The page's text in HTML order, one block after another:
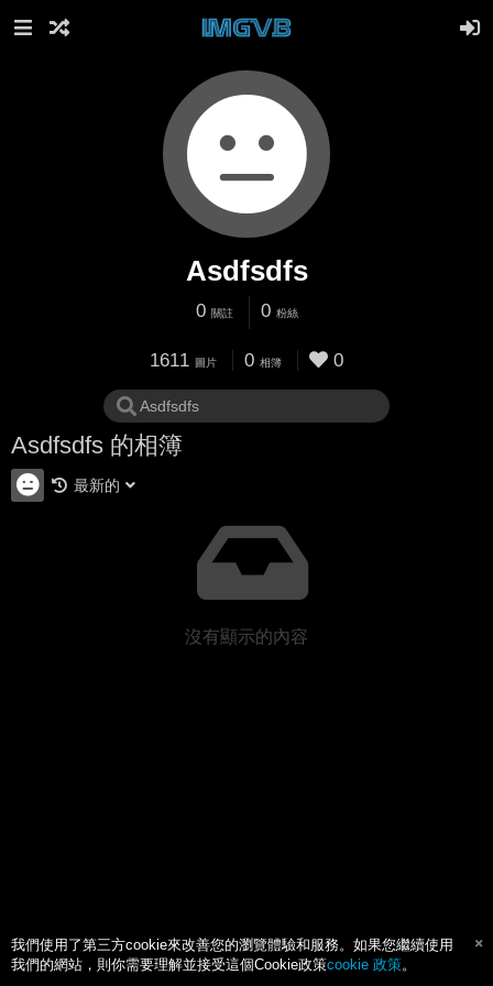
Asdfsdfs
0 關註 0 粉絲
1611 圖片 0 相簿 0
Asdfsdfs 的相簿
最新的
沒有顯示的內容
我們使用了第三方cookie來改善您的瀏覽體驗和服務。如果您繼續使用
我們的網站，則你需要理解並接受這個Cookie政策cookie 政策。